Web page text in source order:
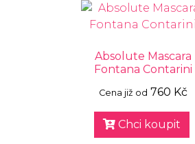
Absolute Mascara
Fontana Contarini
Cena již od 760 Kč
Chci koupit